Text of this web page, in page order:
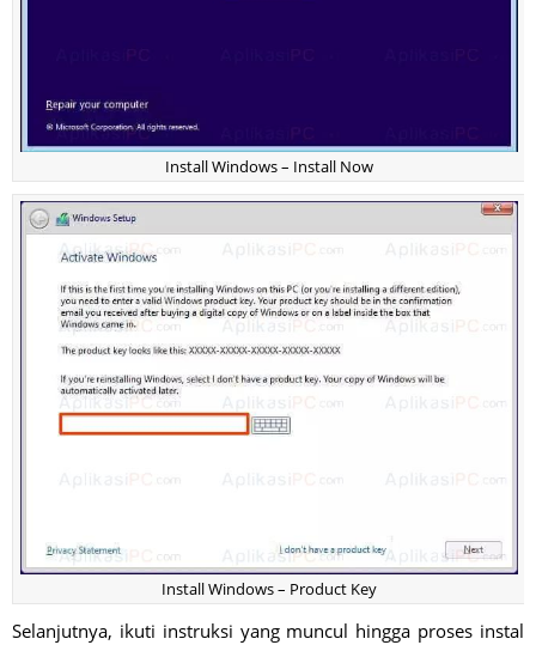
Install Windows – Install Now
Install Windows – Product Key
Selanjutnya, ikuti instruksi yang muncul hingga proses instal